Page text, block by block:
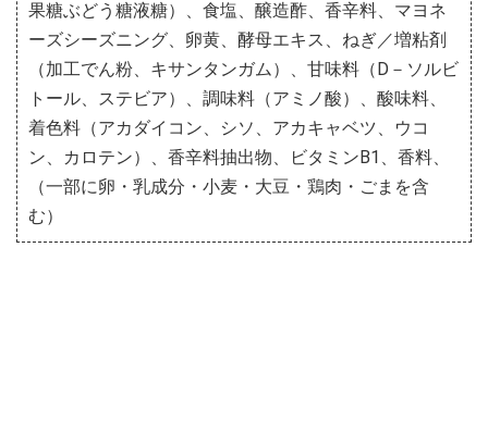
果糖ぶどう糖液糖）、食塩、醸造酢、香辛料、マヨネ
ーズシーズニング、卵黄、酵母エキス、ねぎ／増粘剤
（加工でん粉、キサンタンガム）、甘味料（D－ソルビ
トール、ステビア）、調味料（アミノ酸）、酸味料、
着色料（アカダイコン、シソ、アカキャベツ、ウコ
ン、カロテン）、香辛料抽出物、ビタミンB1、香料、
（一部に卵・乳成分・小麦・大豆・鶏肉・ごまを含
む）